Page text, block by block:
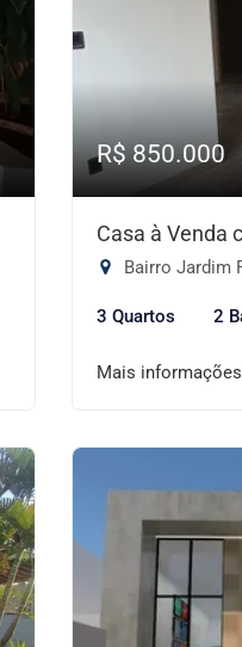
R$ 850.000
Casa à Venda
Bairro Jardim
3 Quartos 2
Mais informações